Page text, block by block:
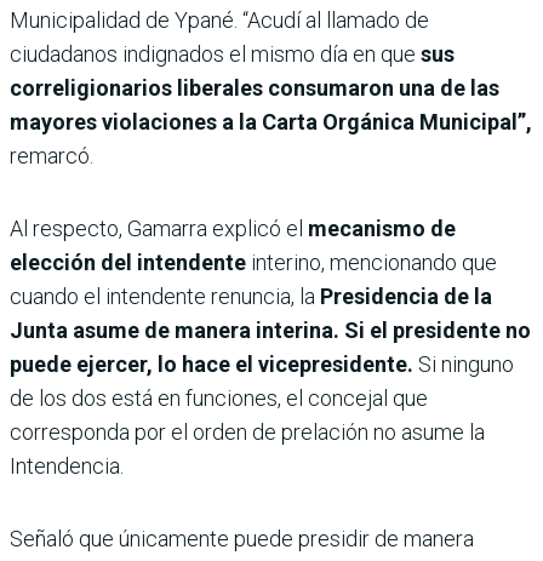
Municipalidad de Ypané. “Acudí al llamado de
ciudadanos indignados el mismo día en que sus
correligionarios liberales consumaron una de las
mayores violaciones a la Carta Orgánica Municipal”,
remarcó.
Al respecto, Gamarra explicó el mecanismo de
elección del intendente interino, mencionando que
cuando el intendente renuncia, la Presidencia de la
Junta asume de manera interina. Si el presidente no
puede ejercer, lo hace el vicepresidente. Si ninguno
de los dos está en funciones, el concejal que
corresponda por el orden de prelación no asume la
Intendencia.
Señaló que únicamente puede presidir de manera